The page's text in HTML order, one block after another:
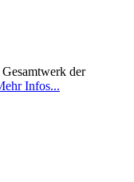
der
Infos...